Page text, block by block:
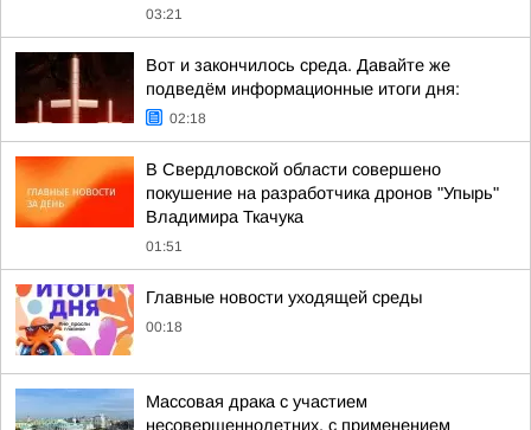
03:21
Вот и закончилось среда. Давайте же
подведём информационные итоги дня:
02:18
В Свердловской области совершено
покушение на разработчика дронов "Упырь"
Владимира Ткачука
01:51
Главные новости уходящей среды
00:18
Массовая драка с участием
несовершеннолетних, с применением